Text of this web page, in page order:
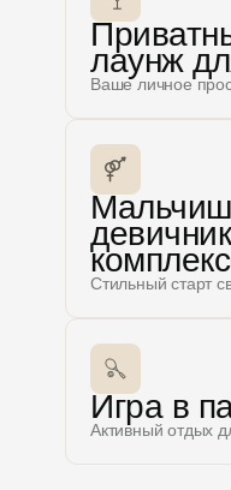
лаунж
Ваше личное
Стильный старт
Игра в
Активный отдых